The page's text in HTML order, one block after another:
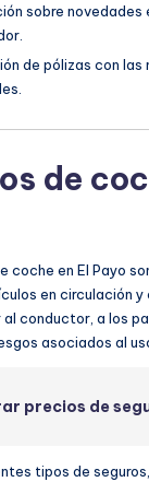
sobre novedades
de pólizas con
de
coche en El Payo
en circulación
conductor, a los
asociados al
precios de
tipos de